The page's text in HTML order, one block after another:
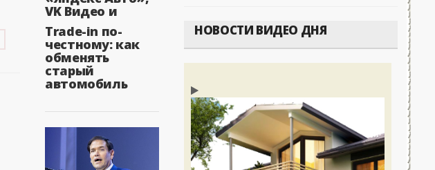
VK Видео и
Trade-in по-
честному: как
обменять
старый
автомобиль
НОВОСТИ ВИДЕО ДНЯ